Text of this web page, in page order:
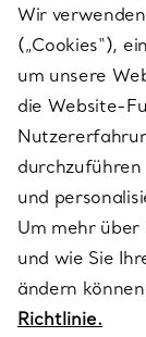
SERVICES
ÜBER TIFFANY &
RECHTLICHE
FOLGEN SIE UNS
Wir
(„Cookies“),
um unsere
die Website-
und
Um mehr
und wie Sie
ändern
Richtlinie.